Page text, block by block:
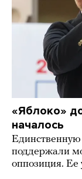
«Яблоко»
началось
поддержали
оппозиция. Ее